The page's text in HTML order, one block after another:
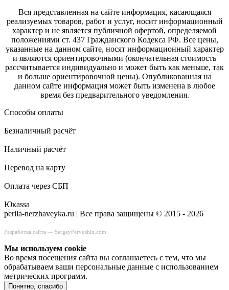
Вся представленная на сайте информация, касающаяся
реализуемых товаров, работ и услуг, носит информационный
характер и не является публичной офертой, определяемой
положениями ст. 437 Гражданского Кодекса РФ. Все цены,
указанные на данном сайте, носят информационный характер
и являются ориентировочными (окончательная стоимость
рассчитывается индивидуально и может быть как меньше, так
и больше ориентировочной цены). Опубликованная на
данном сайте информация может быть изменена в любое
время без предварительного уведомления.
Способы оплаты
Безналичный расчёт
Наличный расчёт
Перевод на карту
Оплата через СБП
Юкаssа
perila-nerzhaveyka.ru | Все права защищены © 2015 - 2026
Разработка сайта — SergeyPervushin.com
Мы используем сookie
Во время посещения сайта вы соглашаетесь с тем, что мы
обрабатываем ваши персональные данные с использованием
метрических программ.
Понятно, спасибо